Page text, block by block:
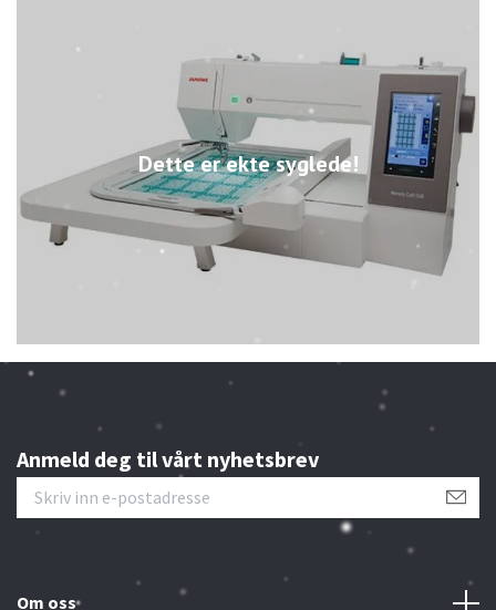
Dette er ekte syglede!
Anmeld deg til vårt nyhetsbrev
Om oss